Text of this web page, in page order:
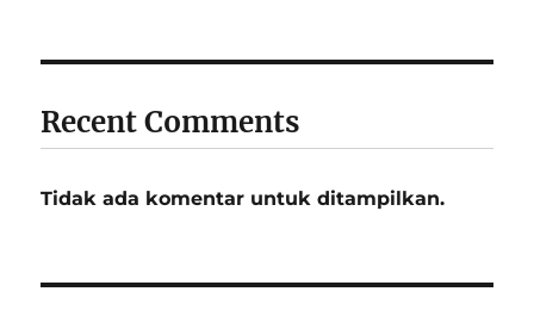
Recent Comments
Tidak ada komentar untuk ditampilkan.